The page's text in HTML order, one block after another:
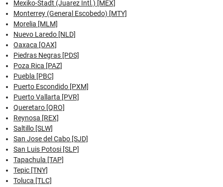
Mexiko-Stadt (Juarez Intl.) [MEX]
Monterrey (General Escobedo) [MTY]
Morelia [MLM]
Nuevo Laredo [NLD]
Oaxaca [OAX]
Piedras Negras [PDS]
Poza Rica [PAZ]
Puebla [PBC]
Puerto Escondido [PXM]
Puerto Vallarta [PVR]
Queretaro [QRO]
Reynosa [REX]
Saltillo [SLW]
San Jose del Cabo [SJD]
San Luis Potosi [SLP]
Tapachula [TAP]
Tepic [TNY]
Toluca [TLC]